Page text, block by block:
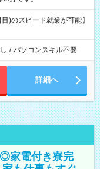
)のスピード就業が可能】
/ パソコンスキル不要
詳細へ
家電付き寮完